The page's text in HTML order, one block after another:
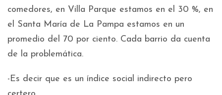
comedores, en Villa Parque estamos en el 30 %, en
el Santa María de La Pampa estamos en un
promedio del 70 por ciento. Cada barrio da cuenta
de la problemática.
-Es decir que es un índice social indirecto pero